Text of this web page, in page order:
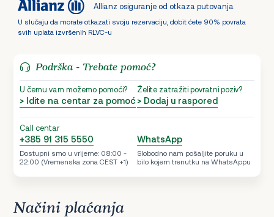
Allianz osiguranje od otkaza putovanja
U slučaju da morate otkazati svoju rezervaciju, dobit ćete 90% povrata
svih uplata izvršenih RLVC-u
Podrška - Trebate pomoć?
U čemu vam možemo pomoći?
> Idite na centar za pomoć
Želite zatražiti povratni poziv?
> Dodaj u raspored
Call centar
+385 91 315 5550
Dostupni smo u vrijeme: 08:00 -
22:00 (Vremenska zona CEST +1)
WhatsApp
Slobodno nam pošaljite poruku u
bilo kojem trenutku na WhatsAppu
Načini plaćanja